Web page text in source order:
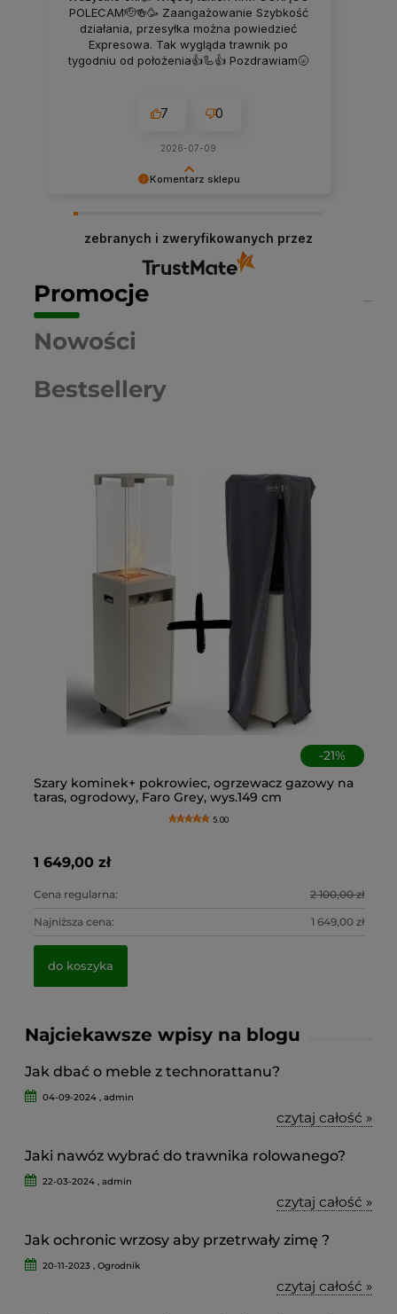
Komentarz sklepu
jakość naszych usług. Mamy nadzieję, że już
teraz sprostaliśmy Twoim wymaganiom i wrócisz
do nas ponownie.
POLECAM🫡🍻🥳 Zaangażowanie Szybkość
działania, przesyłka można powiedzieć
Expresowa. Tak wygląda trawnik po
tygodniu od położenia👍🦾👍 Pozdrawiam🌝
7 0
2026-07-09
zebranych i zweryfikowanych przez
Promocje
Nowości
Bestsellery
-21%
Szary kominek+ pokrowiec, ogrzewacz gazowy na
taras, ogrodowy, Faro Grey, wys.149 cm
5.00
1 649,00 zł
Cena regularna: 2 100,00 zł
Najniższa cena: 1 649,00 zł
do koszyka
Najciekawsze wpisy na blogu
Jak dbać o meble z technorattanu?
04-09-2024 , admin
czytaj całość »
Jaki nawóz wybrać do trawnika rolowanego?
22-03-2024 , admin
czytaj całość »
Jak ochronic wrzosy aby przetrwały zimę ?
20-11-2023 , Ogrodnik
czytaj całość »